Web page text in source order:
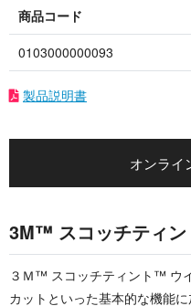
商品コード
0103000000093
製品説明書
オンライ
3M™ スコッチティ
３Ｍ™ スコッチティント™ ウ
カットといった基本的な機能